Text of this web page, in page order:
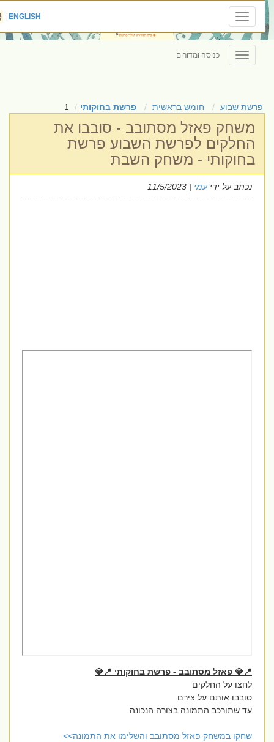
Toggle
navigation
ENGLISH
|
Toggle
navigation
כניסה ומדורים
פרשת שבוע חומש בראשית פרשת בחוקותי 1
משחק פאזל מסתובב - סובבו את
החלקים לפרשת השבוע פרשת
בחוקותי - משחק השבת
נכתב על ידיעמי| 11/5/2023
📍💎 פאזל מסתובב - פרשת בחוקותי 📍💎
לחצו על החלקים
סובבו אותם על צירם
עד שתורכב התמונה בצורה הנכונה
שחקו במשחק פאזל מסתובב והשלימו את התמונה>>